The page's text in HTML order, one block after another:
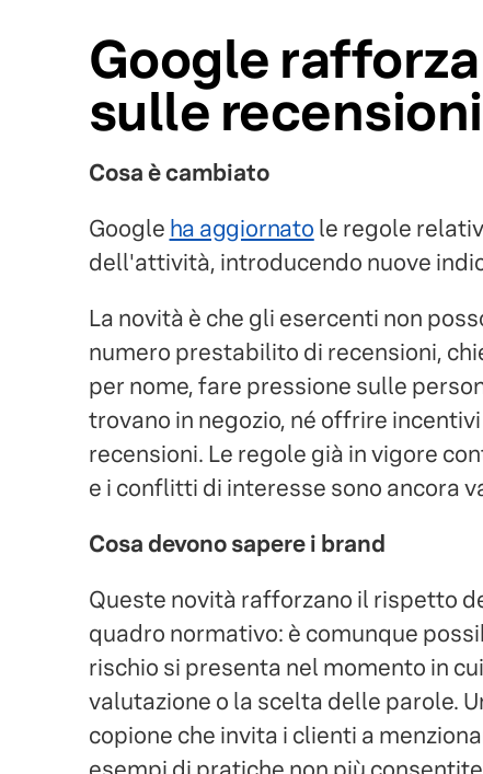
Google
sulle recensioni
Cosa è cambiato
Google ha aggiornato le regole
dell'attività, introducendo nuove
La novità è che gli esercenti non
numero prestabilito di recensioni,
per nome, fare pressione sulle
trovano in negozio, né offrire
recensioni. Le regole già in vigore
e i conflitti di interesse sono ancora
Cosa devono sapere i brand
Queste novità rafforzano il rispetto
quadro normativo: è comunque
rischio si presenta nel momento in
valutazione o la scelta delle parole.
copione che invita i clienti a